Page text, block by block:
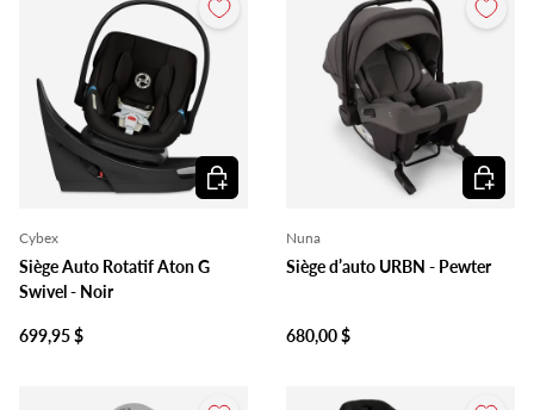
Cybex
Siège Auto Rotatif Aton G
Swivel - Noir
699,95 $
Ajouter au panier
Nuna
Siège d’auto URBN - Pewter
680,00 $
Ajouter